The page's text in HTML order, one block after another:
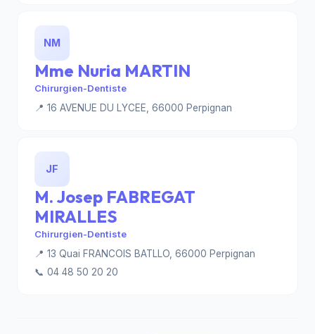
NM
Mme Nuria MARTIN
Chirurgien-Dentiste
📍 16 AVENUE DU LYCEE, 66000 Perpignan
JF
M. Josep FABREGAT
MIRALLES
Chirurgien-Dentiste
📍 13 Quai FRANCOIS BATLLO, 66000 Perpignan
📞 04 48 50 20 20